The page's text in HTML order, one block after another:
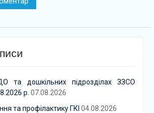
та дошкільних підрозділах ЗЗСО
р. 07.08.2026
та профілактику ГКІ 04.08.2026